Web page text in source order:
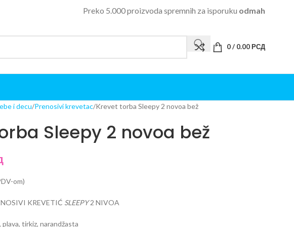
Preko 5.000 proizvoda spremnih za isporuku odmah
0/ 0.00РСД
i decu Prenosivi krevetac Krevet torba Sleepy 2 novoa bež
Sleepy 2 novoa bež
om)
KREVETIĆ SLEEPY2 NIVOA
plava, tirkiz, narandžasta